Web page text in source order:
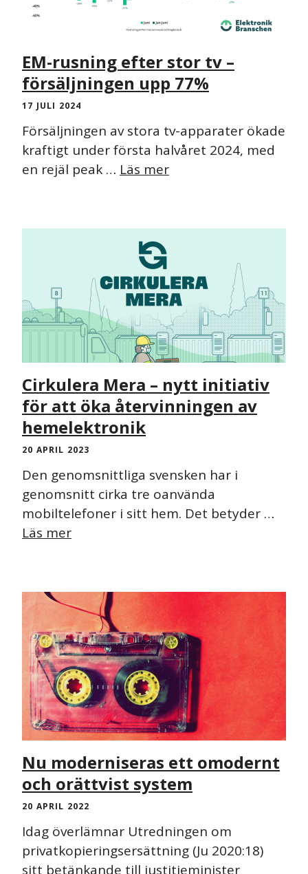
EM-rusning efter stor tv –
försäljningen upp 77%
17 JULI 2024
Försäljningen av stora tv-apparater ökade
kraftigt under första halvåret 2024, med
en rejäl peak … Läs mer
Cirkulera Mera – nytt initiativ
för att öka återvinningen av
hemelektronik
20 APRIL 2023
Den genomsnittliga svensken har i
genomsnitt cirka tre oanvända
mobiltelefoner i sitt hem. Det betyder …
Läs mer
Nu moderniseras ett omodernt
och orättvist system
20 APRIL 2022
Idag överlämnar Utredningen om
privatkopieringsersättning (Ju 2020:18)
sitt betänkande till justitieminister